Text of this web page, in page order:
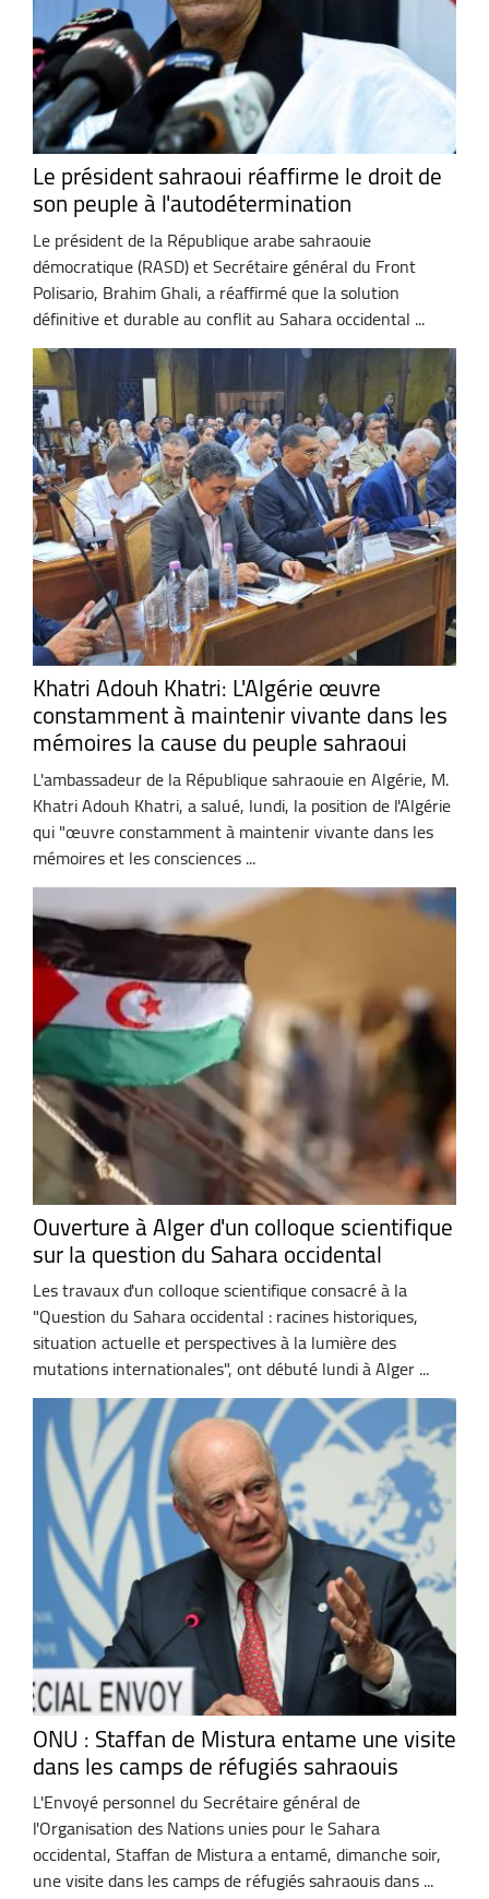
Le président sahraoui réaffirme le droit de
son peuple à l'autodétermination
Le président de la République arabe sahraouie
démocratique (RASD) et Secrétaire général du Front
Polisario, Brahim Ghali, a réaffirmé que la solution
définitive et durable au conflit au Sahara occidental ...
Khatri Adouh Khatri: L'Algérie œuvre
constamment à maintenir vivante dans les
mémoires la cause du peuple sahraoui
L'ambassadeur de la République sahraouie en Algérie, M.
Khatri Adouh Khatri, a salué, lundi, la position de l'Algérie
qui "œuvre constamment à maintenir vivante dans les
mémoires et les consciences ...
Ouverture à Alger d'un colloque scientifique
sur la question du Sahara occidental
Les travaux d'un colloque scientifique consacré à la
"Question du Sahara occidental : racines historiques,
situation actuelle et perspectives à la lumière des
mutations internationales", ont débuté lundi à Alger ...
ONU : Staffan de Mistura entame une visite
dans les camps de réfugiés sahraouis
L'Envoyé personnel du Secrétaire général de
l'Organisation des Nations unies pour le Sahara
occidental, Staffan de Mistura a entamé, dimanche soir,
une visite dans les camps de réfugiés sahraouis dans ...